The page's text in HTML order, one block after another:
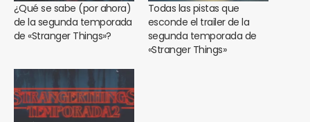
¿Qué se sabe (por ahora)
de la segunda temporada
de «Stranger Things»?
Todas las pistas que
esconde el trailer de la
segunda temporada de
«Stranger Things»